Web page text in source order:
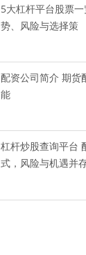
5大杠杆平台股票
势、风险与选择策
配资公司简介 期货
能
杠杆炒股查询平台
式，风险与机遇并